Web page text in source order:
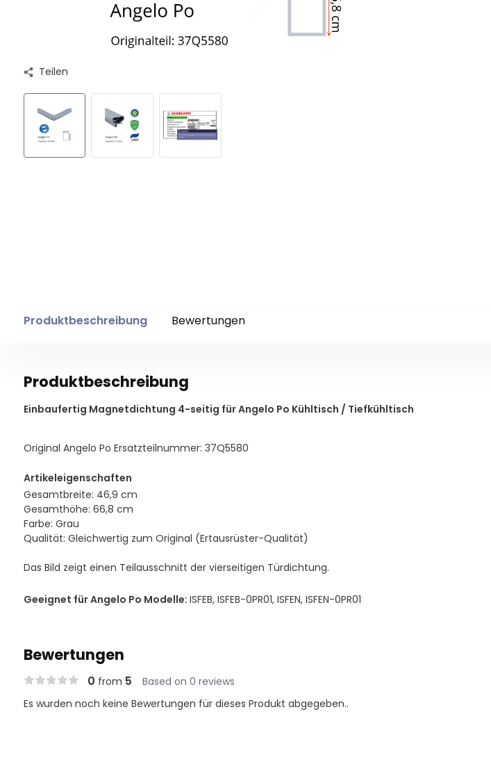
Teilen
Produktbeschreibung Bewertungen
Produktbeschreibung
Einbaufertig Magnetdichtung 4-seitig für Angelo Po Kühltisch / Tiefkühltisch
Original Angelo Po Ersatzteilnummer: 37Q5580
Artikeleigenschaften
Gesamtbreite: 46,9 cm
Gesamthöhe: 66,8 cm
Farbe: Grau
Qualität: Gleichwertig zum Original (Ertausrüster-Qualität)
Das Bild zeigt einen Teilausschnitt der vierseitigen Türdichtung.
Geeignet für Angelo Po Modelle: ISFEB, ISFEB-0PR01, ISFEN, ISFEN-0PR01
Bewertungen
0 from 5 Based on 0 reviews
Es wurden noch keine Bewertungen für dieses Produkt abgegeben..